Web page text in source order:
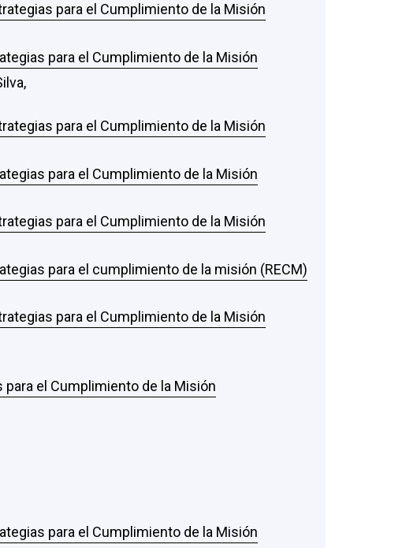
para el Cumplimiento de la Misión
para el Cumplimiento de la Misión
para el Cumplimiento de la Misión
para el Cumplimiento de la Misión
para el Cumplimiento de la Misión
para el cumplimiento de la misión (RECM)
para el Cumplimiento de la Misión
el Cumplimiento de la Misión
para el Cumplimiento de la Misión